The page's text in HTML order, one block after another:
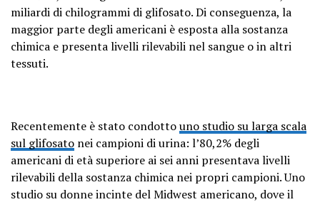
miliardi di chilogrammi di glifosato. Di conseguenza, la
maggior parte degli americani è esposta alla sostanza
chimica e presenta livelli rilevabili nel sangue o in altri
tessuti.
Recentemente è stato condottouno studio su larga scala
sul glifosato nei campioni di urina: l’80,2% degli
americani di età superiore ai sei anni presentava livelli
rilevabili della sostanza chimica nei propri campioni. Uno
studio su donne incinte del Midwest americano, dove il